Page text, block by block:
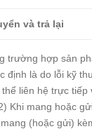
và trả lại
trường hợp sản
định là do lỗi kỹ
thể liên hệ trực
Khi mang hoặc
(hoặc gửi)